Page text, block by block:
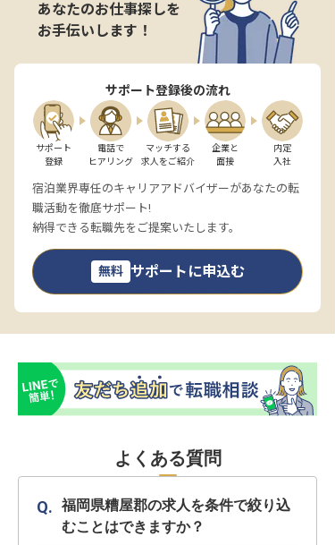
あなたのお仕事探しを
お手伝いします！
サポート登録後の流れ
サポート
登録
電話で
ヒアリング
マッチする
求人をご紹介
企業と
面接
内定
入社
宿泊業界専任のキャリアアドバイザーがあなたの転
職活動を徹底サポート!
納得できる転職先をご提案いたします。
無料 サポートに申込む
よくある質問
福岡県糟屋郡の求人を条件で絞り込
むことはできますか？